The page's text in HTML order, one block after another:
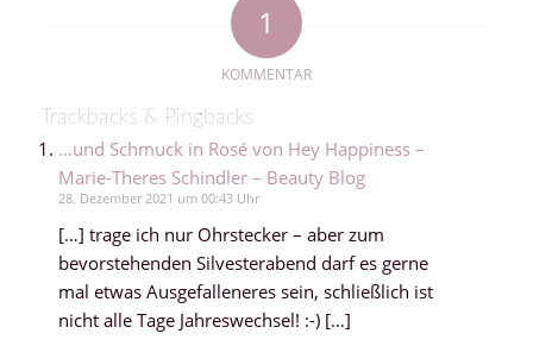
1
KOMMENTAR
Trackbacks & Pingbacks
…und Schmuck in Rosé von Hey Happiness –
Marie-Theres Schindler – Beauty Blog
28. Dezember 2021 um 00:43 Uhr
[…] trage ich nur Ohrstecker – aber zum
bevorstehenden Silvesterabend darf es gerne
mal etwas Ausgefalleneres sein, schließlich ist
nicht alle Tage Jahreswechsel! :-) […]